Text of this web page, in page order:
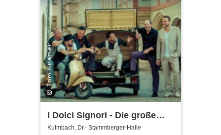
I Dolci Signori - Die große
Nacht der italienischen
Kulmbach, Dr.- Stammberger-Halle